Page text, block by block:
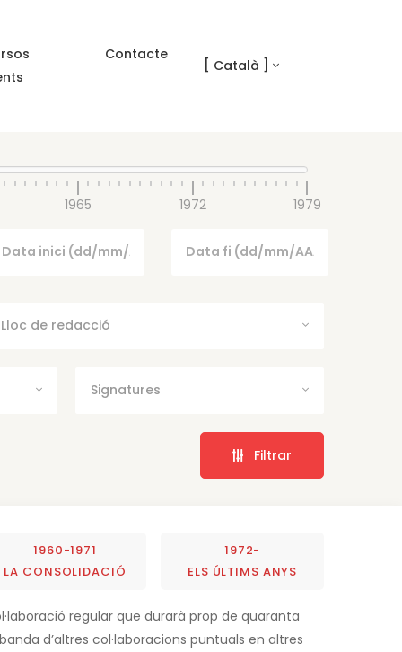
Contacte
[ Català ]
1965 1972 1979
Lloc de redacció
Signatures
Filtrar
1960-1971
LA CONSOLIDACIÓ
1972-
ELS ÚLTIMS ANYS
regular que durarà prop de quaranta
d’altres col·laboracions puntuals en altres